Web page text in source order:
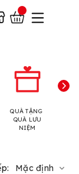
QUÀ TẶNG
QUÀ LƯU
NIỆM
Mặc định